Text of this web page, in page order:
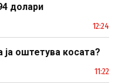
долари
12:24
оштетува косата?
11:22